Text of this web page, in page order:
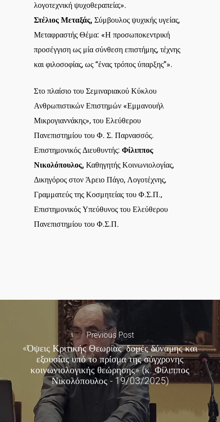
λογοτεχνική ψυχοθεραπεία;».
Στέλιος Μεταξάς, Σύμβουλος ψυχικής υγείας,
Μεταφραστής Θέμα: «Η προσωποκεντρική
προσέγγιση ως μία σύνθεση επιστήμης, τέχνης
και φιλοσοφίας, ως “ένας τρόπος ύπαρξης”».
Στο πλαίσιο του Σεμιναριακού Κύκλου
Ανθρωπιστικών Επιστημών «Εμμανουήλ
Μικρογιαννάκης», του Ελεύθερου
Πανεπιστημίου του Φ. Σ. Παρνασσός.
Επιστημονικός Διευθυντής: Φίλιππος
Νικολόπουλος, Καθηγητής Κοινωνιολογίας,
Δικηγόρος στον Άρειο Πάγο, Λογοτέχνης,
Γραμματεύς της Κοσμητείας του Φ.Σ.Π.,
Επιστημονικός Υπεύθυνος του Ελεύθερου
Πανεπιστημίου του Φ.Σ.Π.
Previous Post
«Όψεις Κριτικής Θεωρίας: δομές δύναμης και
εξουσίας υπό το πρίσμα της σύγχρονης
κοινωνιολογικής θεώρησης» (κ. Φίλιππος
Νικολόπουλος - 19/03/2025)